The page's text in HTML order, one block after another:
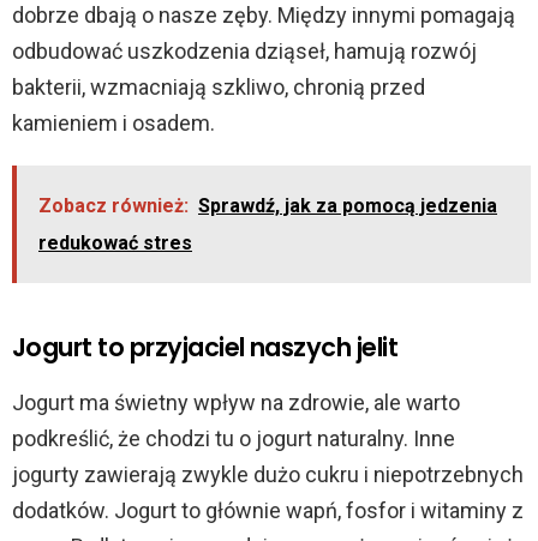
dobrze dbają o nasze zęby. Między innymi pomagają
odbudować uszkodzenia dziąseł, hamują rozwój
bakterii, wzmacniają szkliwo, chronią przed
kamieniem i osadem.
Zobacz również: Sprawdź, jak za pomocą jedzenia
redukować stres
Jogurt to przyjaciel naszych jelit
Jogurt ma świetny wpływ na zdrowie, ale warto
podkreślić, że chodzi tu o jogurt naturalny. Inne
jogurty zawierają zwykle dużo cukru i niepotrzebnych
dodatków. Jogurt to głównie wapń, fosfor i witaminy z